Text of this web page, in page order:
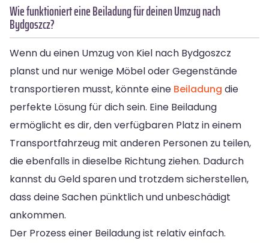
Wie funktioniert eine Beiladung für deinen Umzug nach
Bydgoszcz?
Wenn du einen Umzug von Kiel nach Bydgoszcz
planst und nur wenige Möbel oder Gegenstände
transportieren musst, könnte eine Beiladung die
perfekte Lösung für dich sein. Eine Beiladung
ermöglicht es dir, den verfügbaren Platz in einem
Transportfahrzeug mit anderen Personen zu teilen,
die ebenfalls in dieselbe Richtung ziehen. Dadurch
kannst du Geld sparen und trotzdem sicherstellen,
dass deine Sachen pünktlich und unbeschädigt
ankommen.
Der Prozess einer Beiladung ist relativ einfach.